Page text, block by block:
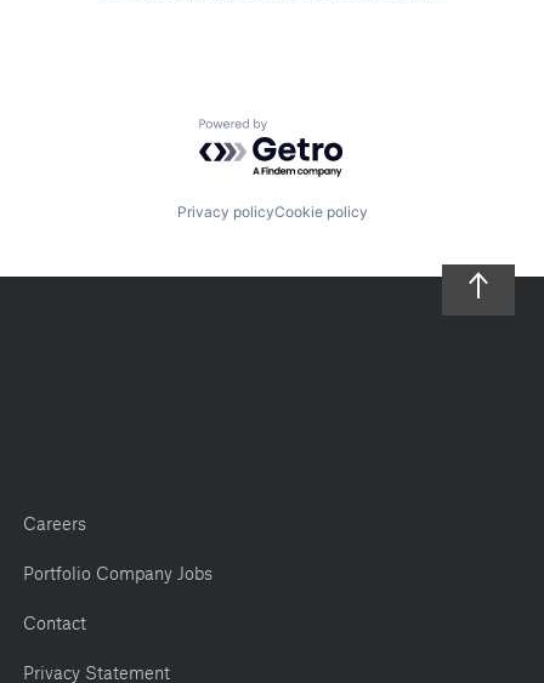
Powered by Getro.com
Privacy policyCookie policy
Careers
Portfolio Company Jobs
Contact
Privacy Statement